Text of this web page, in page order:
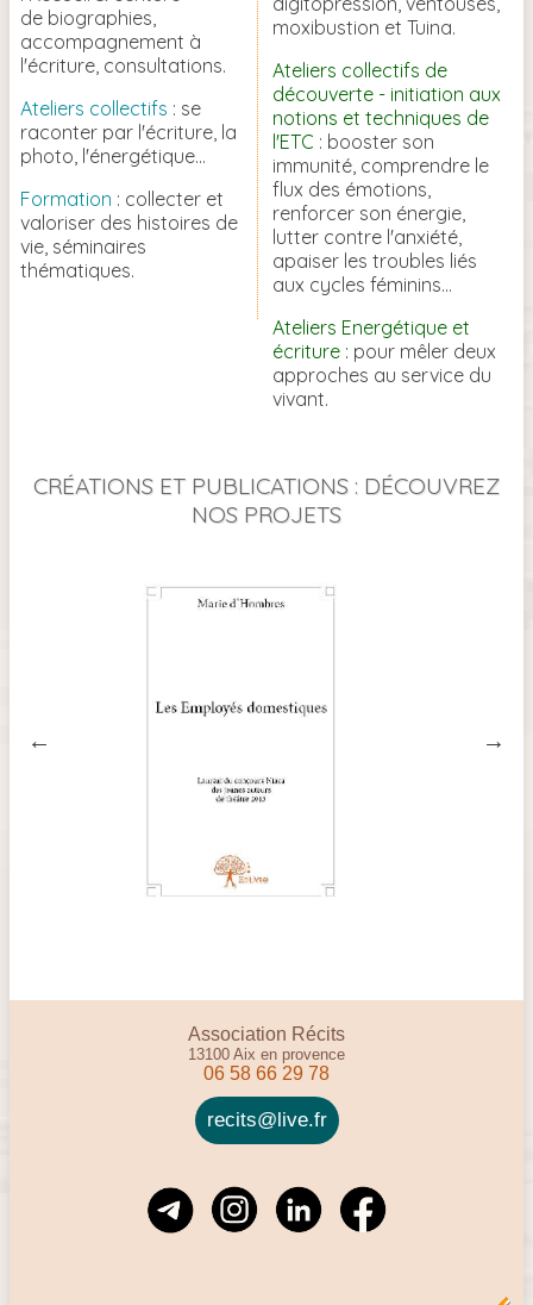
de biographies,
accompagnement à
l'écriture, consultations.
Ateliers collectifs : se
raconter par l'écriture, la
photo, l'énergétique...
Formation : collecter et
valoriser des histoires de
vie, séminaires
thématiques.
moxibustion et Tuina.
Ateliers collectifs de
découverte - initiation aux
notions et techniques de
l'ETC : booster son
immunité, comprendre le
flux des émotions,
renforcer son énergie,
lutter contre l'anxiété,
apaiser les troubles liés
aux cycles féminins...
Ateliers Energétique et
écriture : pour mêler deux
approches au service du
vivant.
CRÉATIONS ET PUBLICATIONS : DÉCOUVREZ
NOS PROJETS
Association Récits
13100 Aix en provence
06 58 66 29 78
recits@live.fr